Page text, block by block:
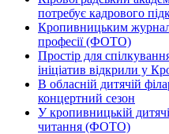
потребує кадрового
Кропивницьким
професії (ФОТО)
Простір для
ініціатив відкрили у
В обласній дитячій
концертний сезон
У кропивницькій
читання (ФОТО)